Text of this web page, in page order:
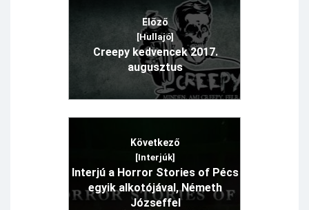
Előző
[Hullajó]
Creepy kedvencek 2017.
augusztus
Következő
[Interjúk]
Interjú a Horror Stories of Pécs
egyik alkotójával, Németh
Józseffel